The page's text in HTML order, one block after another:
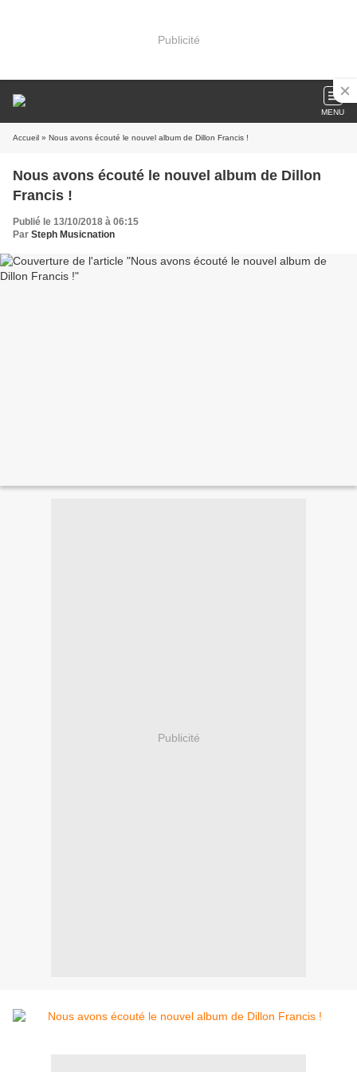
Publicité
MENU
Accueil » Nous avons écouté le nouvel album de Dillon Francis !
Nous avons écouté le nouvel album de Dillon
Francis !
Publié le 13/10/2018 à 06:15
Par Steph Musicnation
Publicité